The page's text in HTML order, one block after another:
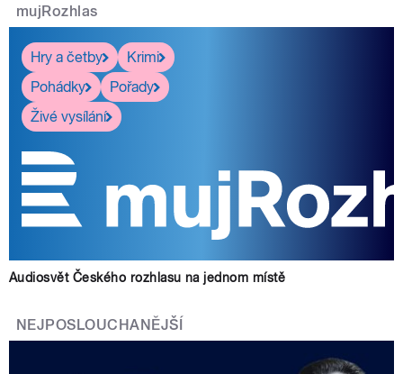
mujRozhlas
Hry a četby
Krimi
Pohádky
Pořady
Živé vysílání
Audiosvět Českého rozhlasu na jednom místě
NEJPOSLOUCHANĚJŠÍ